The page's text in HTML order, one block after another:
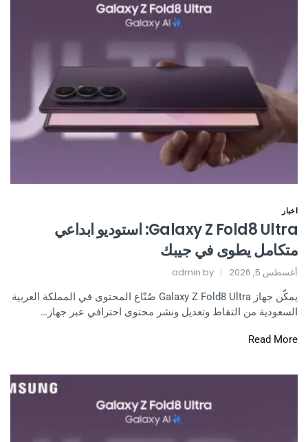
اخبار
Galaxy Z Fold8 Ultra: استوديو ابداعي
متكامل يطوى في جيبك
أغسطس 5, 2026 admin
يمكّن جهاز Galaxy Z Fold8 Ultra صُنّاع المحتوى في المملكة العربية
السعودية من التقاط وتعديل ونشر محتوى احترافي عبر جهاز…
Read More